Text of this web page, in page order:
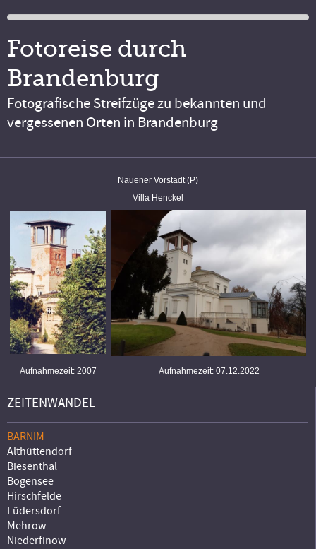
Fotoreise durch
Brandenburg
Fotografische Streifzüge zu bekannten und
vergessenen Orten in Brandenburg
Nauener Vorstadt (P)
Villa Henckel
Aufnahmezeit: 2007 Aufnahmezeit: 07.12.2022
ZEITENWANDEL
BARNIM
Althüttendorf
Biesenthal
Bogensee
Hirschfelde
Lüdersdorf
Mehrow
Niederfinow